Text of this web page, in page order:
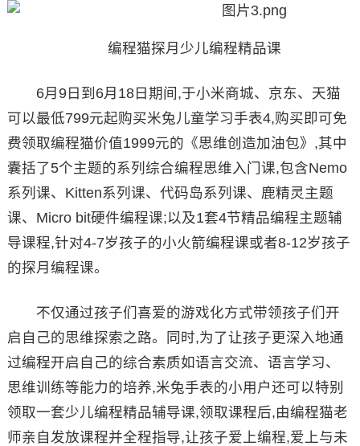
编程猫探月少儿编程精品课
6月9日到6月18日期间,于小米商城、京东、天猫
可以最低799元起购买米兔儿童学习手表4,购买即可免
费领取编程猫价值1999元的《思维创造加油包》,其中
囊括了5个主题的系列综合编程思维入门课,包含Nemo
系列课、Kitten系列课、代码岛系列课、鹿精灵主题
课、Micro bit硬件编程课;以及1套4节精品编程主题辅
导课程,针对4-7岁孩子的小火箭编程课或者8-12岁孩子
的探月编程课。
不仅通过孩子们喜爱的游戏化方式带领孩子们开
启自己的思维探索之路。同时,为了让孩子更深入地通
过编程开启自己的综合素质如语言交流、语言学习、
思维训练等能力的培养,米兔手表的小用户还可以特别
领取一套少儿编程精品辅导课,领取课程后,由编程猫老
师亲自发放课程并全程指导,让孩子爱上编程,爱上与未